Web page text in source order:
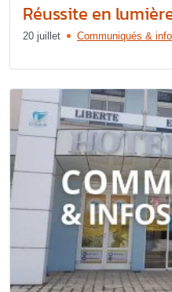
Réussite en
20 juillet Communiqués &